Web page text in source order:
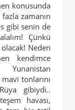
konusunda
zamanın
gibi senin de
Çünkü
Neden
kendimce
tonlarını
gibiydi..
havası,